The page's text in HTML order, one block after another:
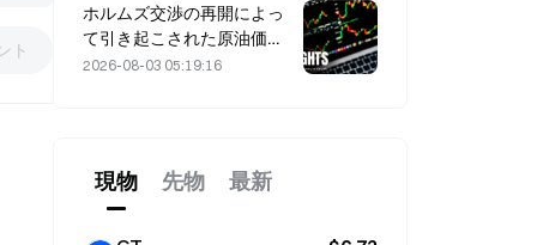
ト
ホルムズ交渉の再開によっ
て引き起こされた原油価格
の急落9%：地政学的リス
2026-08-03 05:19:16
現物 先物 最新